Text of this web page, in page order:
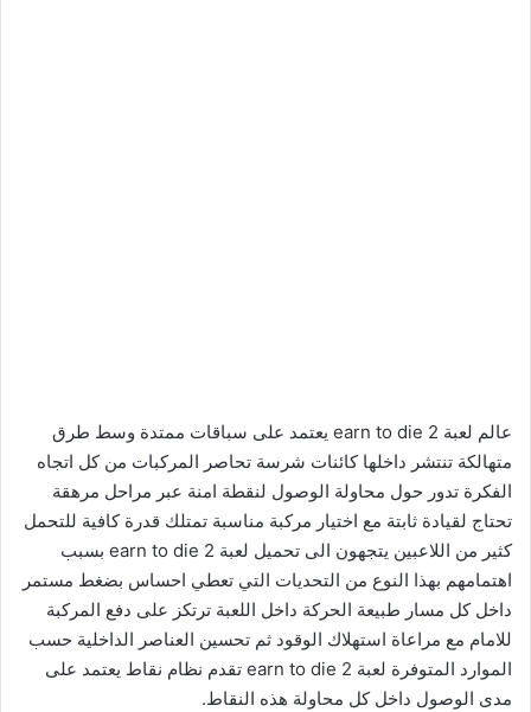
عالم لعبة earn to die 2 يعتمد على سباقات ممتدة وسط طرق
متهالكة تنتشر داخلها كائنات شرسة تحاصر المركبات من كل اتجاه
الفكرة تدور حول محاولة الوصول لنقطة امنة عبر مراحل مرهقة
تحتاج لقيادة ثابتة مع اختيار مركبة مناسبة تمتلك قدرة كافية للتحمل
كثير من اللاعبين يتجهون الى تحميل لعبة earn to die 2 بسبب
اهتمامهم بهذا النوع من التحديات التي تعطي احساس بضغط مستمر
داخل كل مسار طبيعة الحركة داخل اللعبة ترتكز على دفع المركبة
للامام مع مراعاة استهلاك الوقود ثم تحسين العناصر الداخلية حسب
الموارد المتوفرة لعبة earn to die 2 تقدم نظام نقاط يعتمد على
مدى الوصول داخل كل محاولة هذه النقاط.